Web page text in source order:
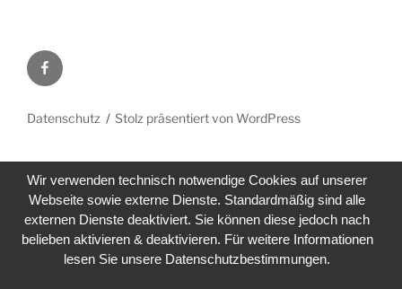
Facebook
Datenschutz Stolz präsentiert von WordPress
Wir verwenden technisch notwendige Cookies auf unserer
Webseite sowie externe Dienste. Standardmäßig sind alle
externen Dienste deaktiviert. Sie können diese jedoch nach
belieben aktivieren & deaktivieren. Für weitere Informationen
lesen Sie unsere Datenschutzbestimmungen.